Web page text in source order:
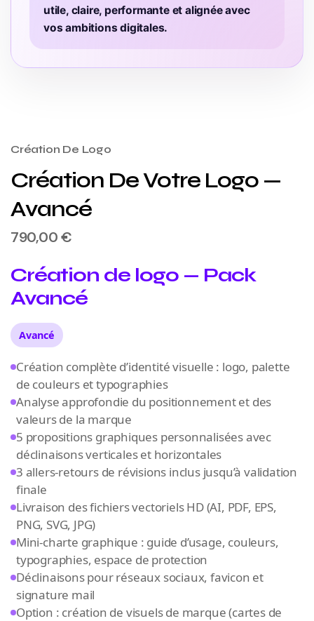
utile, claire, performante et alignée avec
vos ambitions digitales.
Création De Logo
Création De Votre Logo —
Avancé
790,00€
Création de logo — Pack
Avancé
Avancé
Création complète d’identité visuelle : logo, palette
de couleurs et typographies
Analyse approfondie du positionnement et des
valeurs de la marque
5 propositions graphiques personnalisées avec
déclinaisons verticales et horizontales
3 allers-retours de révisions inclus jusqu’à validation
finale
Livraison des fichiers vectoriels HD (AI, PDF, EPS,
PNG, SVG, JPG)
Mini-charte graphique : guide d’usage, couleurs,
typographies, espace de protection
Déclinaisons pour réseaux sociaux, favicon et
signature mail
Option : création de visuels de marque (cartes de